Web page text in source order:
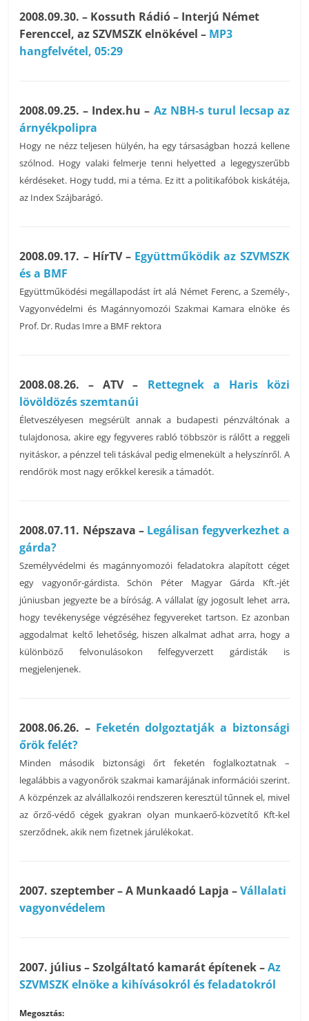
2008.09.30. – Kossuth Rádió – Interjú Német
Ferenccel, az SZVMSZK elnökével – MP3
hangfelvétel, 05:29
2008.09.25. – Index.hu – Az NBH-s turul lecsap az
árnyékpolipra
Hogy ne nézz teljesen hülyén, ha egy társaságban hozzá kellene
szólnod. Hogy valaki felmerje tenni helyetted a legegyszerűbb
kérdéseket. Hogy tudd, mi a téma. Ez itt a politikafóbok kiskátéja,
az Index Szájbarágó.
2008.09.17. – HírTV – Együttműködik az SZVMSZK
és a BMF
Együttműködési megállapodást írt alá Német Ferenc, a Személy-,
Vagyonvédelmi és Magánnyomozói Szakmai Kamara elnöke és
Prof. Dr. Rudas Imre a BMF rektora
2008.08.26. – ATV – Rettegnek a Haris közi
lövöldözés szemtanúi
Életveszélyesen megsérült annak a budapesti pénzváltónak a
tulajdonosa, akire egy fegyveres rabló többször is rálőtt a reggeli
nyitáskor, a pénzzel teli táskával pedig elmenekült a helyszínről. A
rendőrök most nagy erőkkel keresik a támadót.
2008.07.11. Népszava – Legálisan fegyverkezhet a
gárda?
Személyvédelmi és magánnyomozói feladatokra alapított céget
egy vagyonőr-gárdista. Schön Péter Magyar Gárda Kft.-jét
júniusban jegyezte be a bíróság. A vállalat így jogosult lehet arra,
hogy tevékenysége végzéséhez fegyvereket tartson. Ez azonban
aggodalmat keltő lehetőség, hiszen alkalmat adhat arra, hogy a
különböző felvonulásokon felfegyverzett gárdisták is
megjelenjenek.
2008.06.26. – Feketén dolgoztatják a biztonsági
őrök felét?
Minden második biztonsági őrt feketén foglalkoztatnak –
legalábbis a vagyonőrök szakmai kamarájának információi szerint.
A közpénzek az alvállalkozói rendszeren keresztül tűnnek el, mivel
az őrző-védő cégek gyakran olyan munkaerő-közvetítő Kft-kel
szerződnek, akik nem fizetnek járulékokat.
2007. szeptember – A Munkaadó Lapja –Vállalati
vagyonvédelem
2007. július – Szolgáltató kamarát építenek – Az
SZVMSZK elnöke a kihívásokról és feladatokról
Megosztás: